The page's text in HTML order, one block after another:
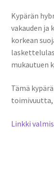
Kypärän
vakauden ja
korkean
mukautuen
Tämä
toimivuutta,
Linkki